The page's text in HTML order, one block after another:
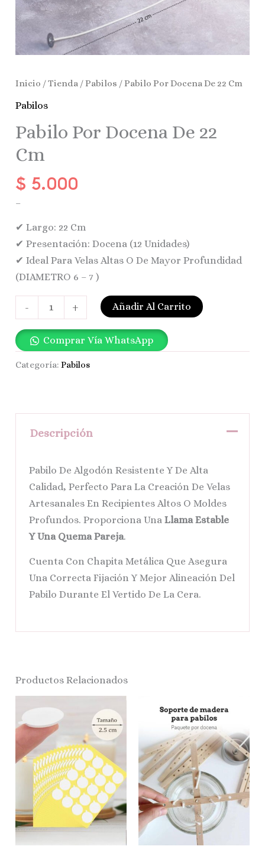
Inicio /Tienda /Pabilos / Pabilo Por Docena De 22 Cm
Pabilos
Pabilo Por Docena De 22
Cm
$ 5.000
–
✔ Largo: 22 Cm
✔ Presentación: Docena (12 Unidades)
✔ Ideal Para Velas Altas O De Mayor Profundidad
(DIAMETRO 6 – 7 )
- + Añadir Al Carrito
Comprar Vía WhatsApp
Categoría:Pabilos
Descripción
Pabilo De Algodón Resistente Y De Alta
Calidad, Perfecto Para La Creación De Velas
Artesanales En Recipientes Altos O Moldes
Profundos. Proporciona UnaLlama Estable
Y Una Quema Pareja.
Cuenta Con Chapita Metálica Que Asegura
Una Correcta Fijación Y Mejor Alineación Del
Pabilo Durante El Vertido De La Cera.
Productos Relacionados